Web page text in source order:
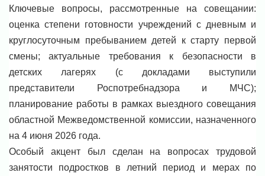
Ключевые вопросы, рассмотренные на совещании:
оценка степени готовности учреждений с дневным и
круглосуточным пребыванием детей к старту первой
смены; актуальные требования к безопасности в
детских лагерях (с докладами выступили
представители Роспотребнадзора и МЧС);
планирование работы в рамках выездного совещания
областной Межведомственной комиссии, назначенного
на 4 июня 2026 года.
Особый акцент был сделан на вопросах трудовой
занятости подростков в летний период и мерах по